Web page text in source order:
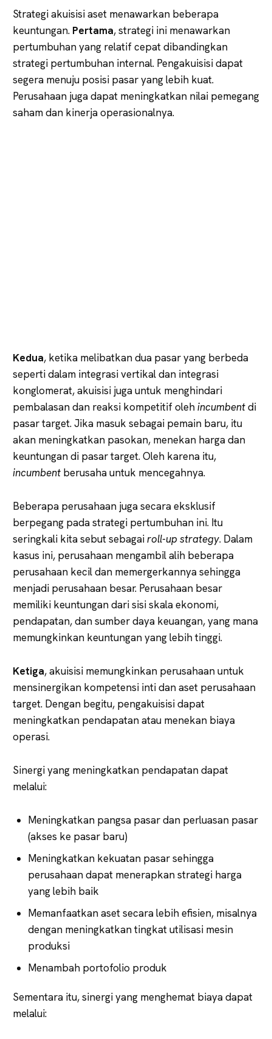
Strategi akuisisi aset menawarkan beberapa
keuntungan. Pertama, strategi ini menawarkan
pertumbuhan yang relatif cepat dibandingkan
strategi pertumbuhan internal. Pengakuisisi dapat
segera menuju posisi pasar yang lebih kuat.
Perusahaan juga dapat meningkatkan nilai pemegang
saham dan kinerja operasionalnya.
Kedua, ketika melibatkan dua pasar yang berbeda
seperti dalam integrasi vertikal dan integrasi
konglomerat, akuisisi juga untuk menghindari
pembalasan dan reaksi kompetitif olehincumbentdi
pasar target. Jika masuk sebagai pemain baru, itu
akan meningkatkan pasokan, menekan harga dan
keuntungan di pasar target. Oleh karena itu,
incumbent berusaha untuk mencegahnya.
Beberapa perusahaan juga secara eksklusif
berpegang pada strategi pertumbuhan ini. Itu
seringkali kita sebut sebagairoll-up strategy. Dalam
kasus ini, perusahaan mengambil alih beberapa
perusahaan kecil dan memergerkannya sehingga
menjadi perusahaan besar. Perusahaan besar
memiliki keuntungan dari sisi skala ekonomi,
pendapatan, dan sumber daya keuangan, yang mana
memungkinkan keuntungan yang lebih tinggi.
Ketiga, akuisisi memungkinkan perusahaan untuk
mensinergikan kompetensi inti dan aset perusahaan
target. Dengan begitu, pengakuisisi dapat
meningkatkan pendapatan atau menekan biaya
operasi.
Sinergi yang meningkatkan pendapatan dapat
melalui:
Meningkatkan pangsa pasar dan perluasan pasar
(akses ke pasar baru)
Meningkatkan kekuatan pasar sehingga
perusahaan dapat menerapkan strategi harga
yang lebih baik
Memanfaatkan aset secara lebih efisien, misalnya
dengan meningkatkan tingkat utilisasi mesin
produksi
Menambah portofolio produk
Sementara itu, sinergi yang menghemat biaya dapat
melalui: